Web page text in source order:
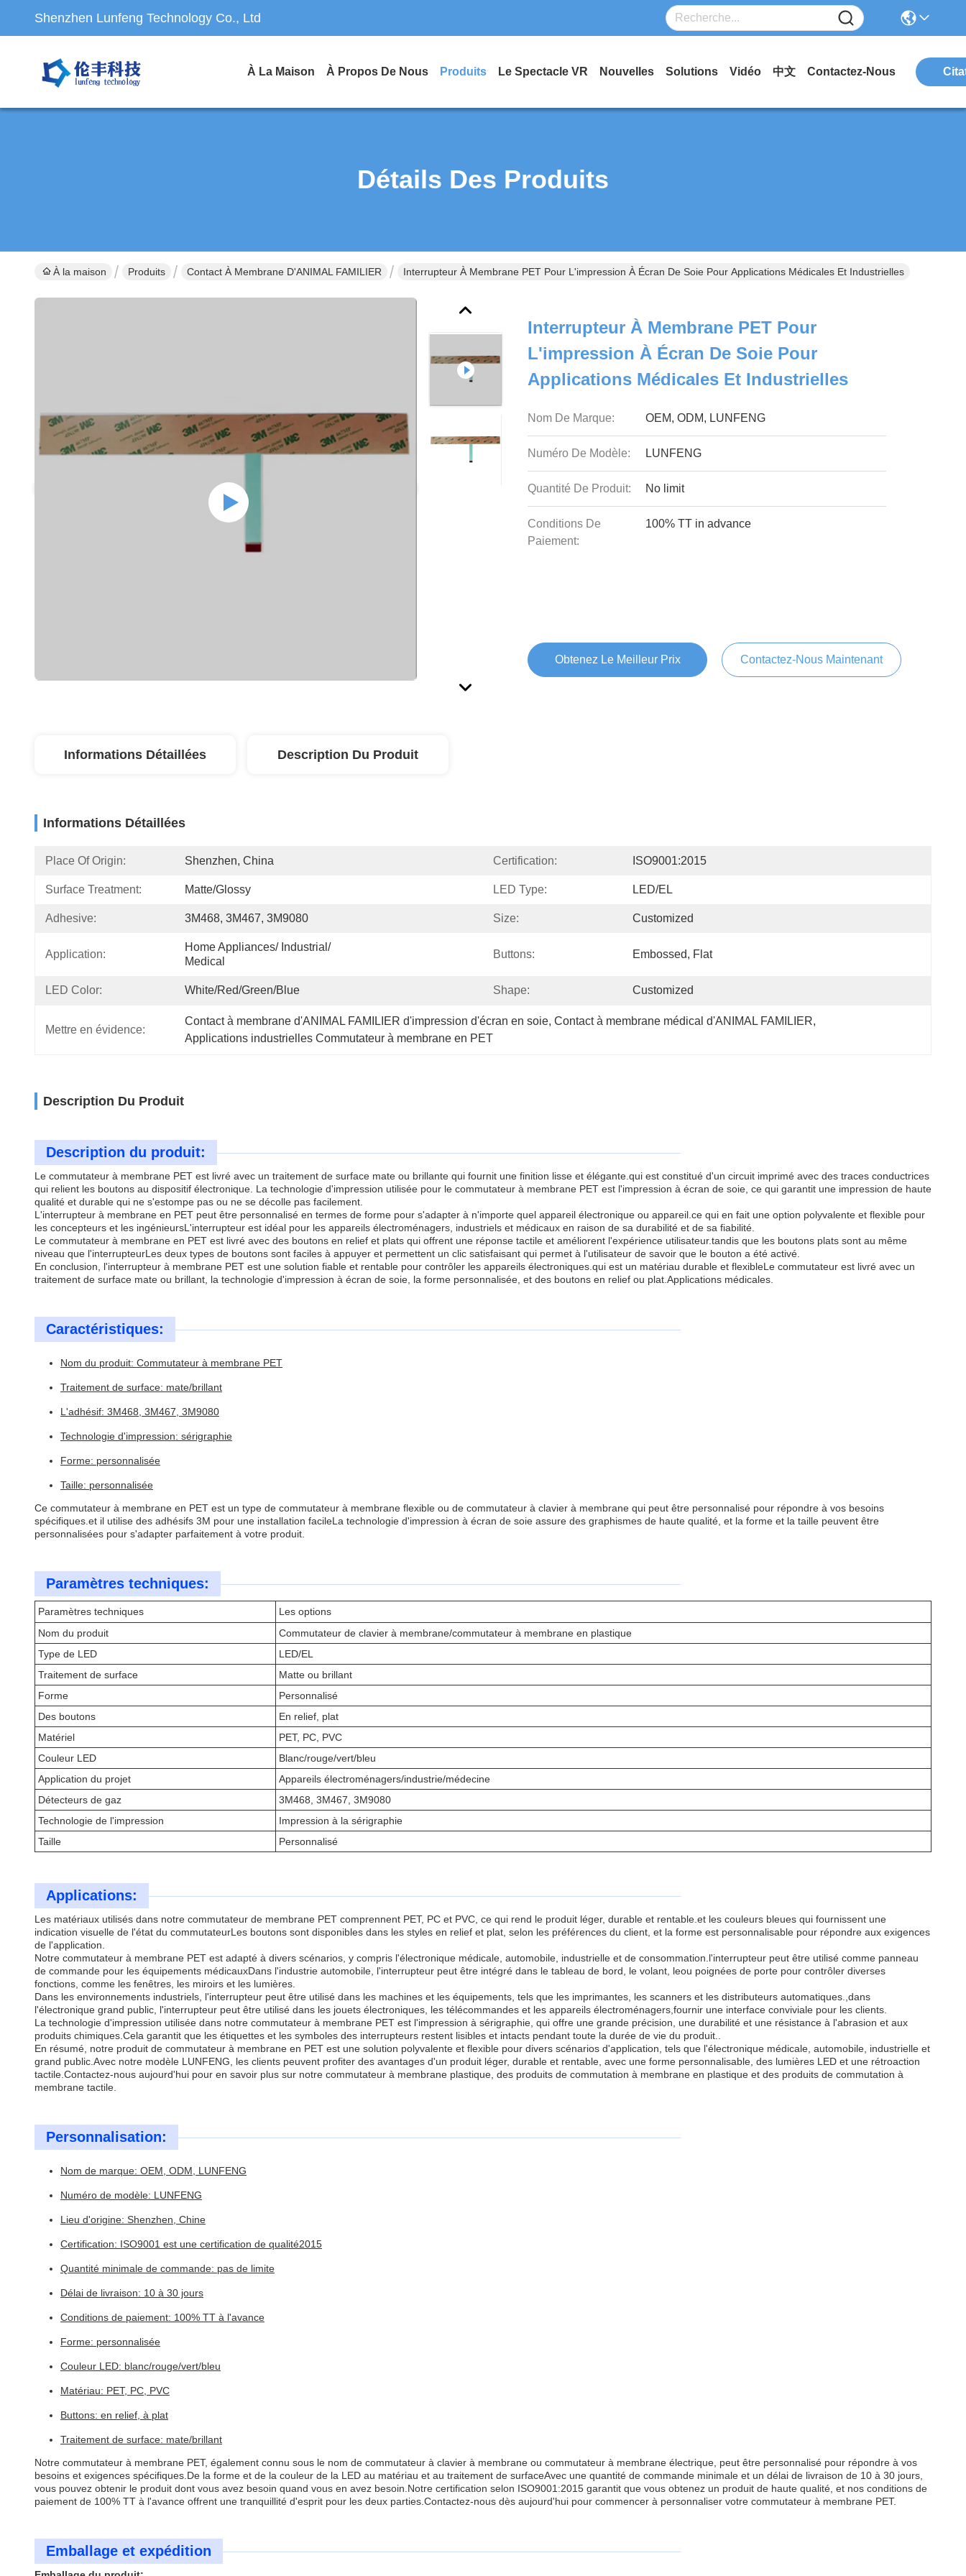
Shenzhen Lunfeng Technology Co., Ltd
À La Maison À Propos De Nous Produits Le Spectacle VR Nouvelles Solutions Vidéo 中文 Contactez-Nous
Détails Des Produits
À la maison Produits Contact À Membrane D'ANIMAL FAMILIER Interrupteur À Membrane PET Pour L'impression À Écran De Soie Pour Applications Médicales Et Industrielles
Interrupteur À Membrane PET Pour
L'impression À Écran De Soie Pour
Applications Médicales Et Industrielles
Nom De Marque: OEM, ODM, LUNFENG
Numéro De Modèle: LUNFENG
Quantité De Produit: No limit
Conditions De
Paiement:
100% TT in advance
Obtenez Le Meilleur Prix Contactez-Nous Maintenant
Informations Détaillées Description Du Produit
Informations Détaillées
Place Of Origin: Shenzhen, China Certification: ISO9001:2015
Surface Treatment: Matte/Glossy LED Type: LED/EL
Adhesive: 3M468, 3M467, 3M9080 Size: Customized
Application:
Home Appliances/ Industrial/
Medical
Buttons: Embossed, Flat
LED Color: White/Red/Green/Blue Shape: Customized
Mettre en évidence:
Contact à membrane d'ANIMAL FAMILIER d'impression d'écran en soie, Contact à membrane médical d'ANIMAL FAMILIER,
Applications industrielles Commutateur à membrane en PET
Description Du Produit
Description du produit:
Le commutateur à membrane PET est livré avec un traitement de surface mate ou brillante qui fournit une finition lisse et élégante.qui est constitué d'un circuit imprimé avec des traces conductrices
qui relient les boutons au dispositif électronique. La technologie d'impression utilisée pour le commutateur à membrane PET est l'impression à écran de soie, ce qui garantit une impression de haute
qualité et durable qui ne s'estompe pas ou ne se décolle pas facilement.
L'interrupteur à membrane en PET peut être personnalisé en termes de forme pour s'adapter à n'importe quel appareil électronique ou appareil.ce qui en fait une option polyvalente et flexible pour
les concepteurs et les ingénieursL'interrupteur est idéal pour les appareils électroménagers, industriels et médicaux en raison de sa durabilité et de sa fiabilité.
Le commutateur à membrane en PET est livré avec des boutons en relief et plats qui offrent une réponse tactile et améliorent l'expérience utilisateur.tandis que les boutons plats sont au même
niveau que l'interrupteurLes deux types de boutons sont faciles à appuyer et permettent un clic satisfaisant qui permet à l'utilisateur de savoir que le bouton a été activé.
En conclusion, l'interrupteur à membrane PET est une solution fiable et rentable pour contrôler les appareils électroniques.qui est un matériau durable et flexibleLe commutateur est livré avec un
traitement de surface mate ou brillant, la technologie d'impression à écran de soie, la forme personnalisée, et des boutons en relief ou plat.Applications médicales.
Caractéristiques:
Nom du produit: Commutateur à membrane PET
Traitement de surface: mate/brillant
L'adhésif: 3M468, 3M467, 3M9080
Technologie d'impression: sérigraphie
Forme: personnalisée
Taille: personnalisée
Ce commutateur à membrane en PET est un type de commutateur à membrane flexible ou de commutateur à clavier à membrane qui peut être personnalisé pour répondre à vos besoins
spécifiques.et il utilise des adhésifs 3M pour une installation facileLa technologie d'impression à écran de soie assure des graphismes de haute qualité, et la forme et la taille peuvent être
personnalisées pour s'adapter parfaitement à votre produit.
Paramètres techniques:
Paramètres techniques
Les options
Nom du produit
Commutateur de clavier à membrane/commutateur à membrane en plastique
Type de LED
LED/EL
Traitement de surface
Matte ou brillant
Forme
Personnalisé
Des boutons
En relief, plat
Matériel
PET, PC, PVC
Couleur LED
Blanc/rouge/vert/bleu
Application du projet
Appareils électroménagers/industrie/médecine
Détecteurs de gaz
3M468, 3M467, 3M9080
Technologie de l'impression
Impression à la sérigraphie
Taille
Personnalisé
Applications:
Les matériaux utilisés dans notre commutateur de membrane PET comprennent PET, PC et PVC, ce qui rend le produit léger, durable et rentable.et les couleurs bleues qui fournissent une
indication visuelle de l'état du commutateurLes boutons sont disponibles dans les styles en relief et plat, selon les préférences du client, et la forme est personnalisable pour répondre aux exigences
de l'application.
Notre commutateur à membrane PET est adapté à divers scénarios, y compris l'électronique médicale, automobile, industrielle et de consommation.l'interrupteur peut être utilisé comme panneau
de commande pour les équipements médicauxDans l'industrie automobile, l'interrupteur peut être intégré dans le tableau de bord, le volant, leou poignées de porte pour contrôler diverses
fonctions, comme les fenêtres, les miroirs et les lumières.
Dans les environnements industriels, l'interrupteur peut être utilisé dans les machines et les équipements, tels que les imprimantes, les scanners et les distributeurs automatiques.,dans
l'électronique grand public, l'interrupteur peut être utilisé dans les jouets électroniques, les télécommandes et les appareils électroménagers,fournir une interface conviviale pour les clients.
La technologie d'impression utilisée dans notre commutateur à membrane PET est l'impression à sérigraphie, qui offre une grande précision, une durabilité et une résistance à l'abrasion et aux
produits chimiques.Cela garantit que les étiquettes et les symboles des interrupteurs restent lisibles et intacts pendant toute la durée de vie du produit..
En résumé, notre produit de commutateur à membrane en PET est une solution polyvalente et flexible pour divers scénarios d'application, tels que l'électronique médicale, automobile, industrielle et
grand public.Avec notre modèle LUNFENG, les clients peuvent profiter des avantages d'un produit léger, durable et rentable, avec une forme personnalisable, des lumières LED et une rétroaction
tactile.Contactez-nous aujourd'hui pour en savoir plus sur notre commutateur à membrane plastique, des produits de commutation à membrane en plastique et des produits de commutation à
membrane tactile.
Personnalisation:
Nom de marque: OEM, ODM, LUNFENG
Numéro de modèle: LUNFENG
Lieu d'origine: Shenzhen, Chine
Certification: ISO9001 est une certification de qualité2015
Quantité minimale de commande: pas de limite
Délai de livraison: 10 à 30 jours
Conditions de paiement: 100% TT à l'avance
Forme: personnalisée
Couleur LED: blanc/rouge/vert/bleu
Matériau: PET, PC, PVC
Buttons: en relief, à plat
Traitement de surface: mate/brillant
Notre commutateur à membrane PET, également connu sous le nom de commutateur à clavier à membrane ou commutateur à membrane électrique, peut être personnalisé pour répondre à vos
besoins et exigences spécifiques.De la forme et de la couleur de la LED au matériau et au traitement de surfaceAvec une quantité de commande minimale et un délai de livraison de 10 à 30 jours,
vous pouvez obtenir le produit dont vous avez besoin quand vous en avez besoin.Notre certification selon ISO9001:2015 garantit que vous obtenez un produit de haute qualité, et nos conditions de
paiement de 100% TT à l'avance offrent une tranquillité d'esprit pour les deux parties.Contactez-nous dès aujourd'hui pour commencer à personnaliser votre commutateur à membrane PET.
Emballage et expédition